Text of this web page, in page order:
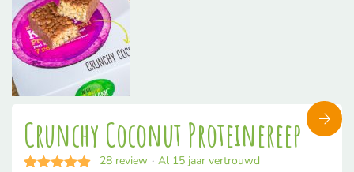
Crunchy Coconut Proteinereep
28 review · Al 15 jaar vertrouwd